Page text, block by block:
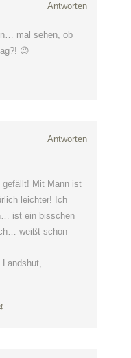
Antworten
mal sehen, ob
😉
Antworten
gefällt! Mit Mann ist
leichter! Ich
ist ein bisschen
weißt schon